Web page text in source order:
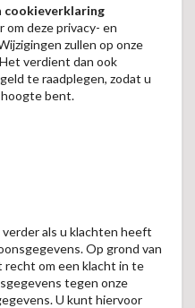
cookieverklaring
deze privacy- en
zullen op onze
verdient dan ook
te raadplegen, zodat u
bent.
als u klachten heeft
Op grond van
om een klacht in te
tegen onze
U kunt hiervoor